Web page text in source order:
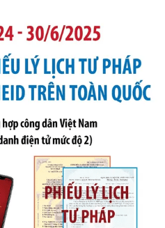
mục thủ tục hành chính mới
bị bãi bỏ và phê duyệt
tử giải quyết thủ tục hành
phạm vi chức năng quản
mục thủ tục hành chính
duyệt Quy trình nội bộ, quy
hành chính trong lĩnh vực Du
quản lý của Sở Văn hóa, Thể